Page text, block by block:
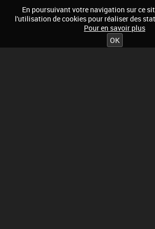
En poursuivant votre navigation sur ce
l'utilisation de cookies pour réaliser des
Pour en savoir plus
OK